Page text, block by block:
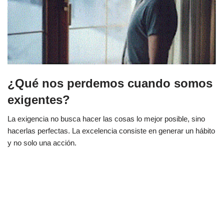
¿Qué nos perdemos cuando somos
exigentes?
La exigencia no busca hacer las cosas lo mejor posible, sino
hacerlas perfectas. La excelencia consiste en generar un hábito
y no solo una acción.